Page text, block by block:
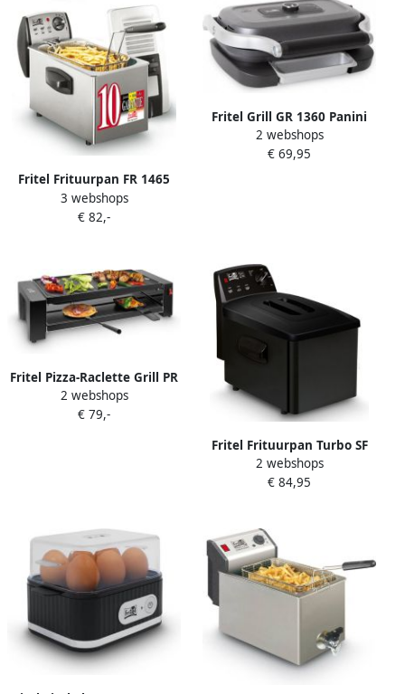
Touchscreen Openklapbare
handgreep
Fritel Frituurpan FR 1465
Friteuse met Filterdeksel
Koude Zone 3-5 Personen
3 webshops
€ 82,-
Fritel Grill GR 1360 Panini
Tosti Toestel Croque-
monsieur machine 25x31
2 webshops
€ 69,95
Fritel Pizza-Raclette Grill PR
3195 Tafelgrill Minigrill
Raclette kookplaat 1200W
2 webshops
€ 79,-
Fritel Frituurpan Turbo SF
4151 Frietketel met
Antistofdeksel Friteuse voor
Zwart
2 webshops
€ 84,95